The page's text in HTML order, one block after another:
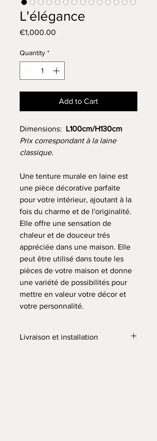
L'élégance
€1,000.00
Quantity *
Add to Cart
Dimensions: L100cm/H130cm
Prix correspondant à la laine
classique.
Une tenture murale en laine est
une pièce décorative parfaite
pour votre intérieur, ajoutant à la
fois du charme et de l'originalité.
Elle offre une sensation de
chaleur et de douceur trés
appréciée dans une maison. Elle
peut être utilisé dans toute les
pièces de votre maison et donne
une variété de possibilités pour
mettre en valeur votre décor et
votre personnalité.
Livraison et installation